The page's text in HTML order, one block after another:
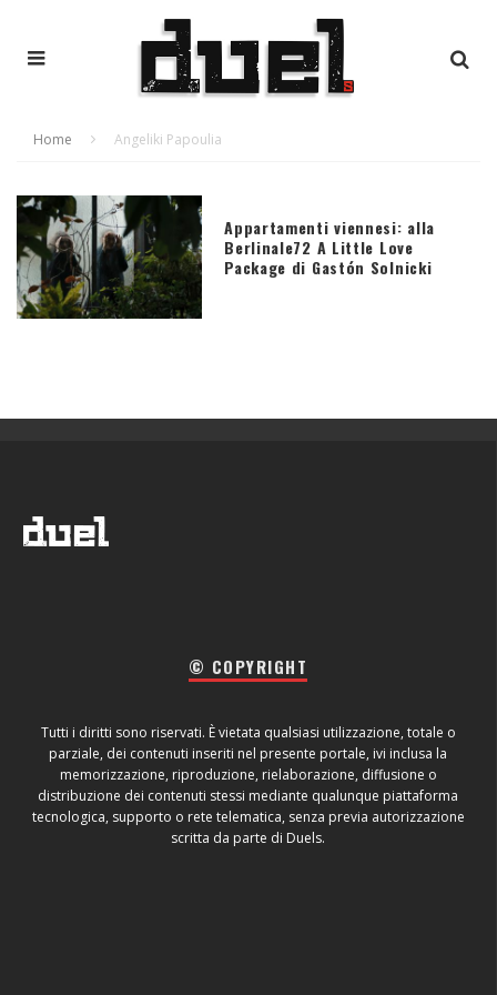
Home Angeliki Papoulia
Appartamenti viennesi: alla
Berlinale72 A Little Love
Package di Gastón Solnicki
© COPYRIGHT
Tutti i diritti sono riservati. È vietata qualsiasi utilizzazione, totale o
parziale, dei contenuti inseriti nel presente portale, ivi inclusa la
memorizzazione, riproduzione, rielaborazione, diffusione o
distribuzione dei contenuti stessi mediante qualunque piattaforma
tecnologica, supporto o rete telematica, senza previa autorizzazione
scritta da parte di Duels.